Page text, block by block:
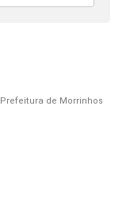
Prefeitura de Morrinhos